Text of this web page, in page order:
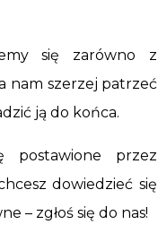
się zarówno z
nam szerzej patrzeć
ją do końca.
postawione przez
dowiedzieć się
– zgłoś się do nas!